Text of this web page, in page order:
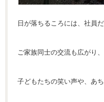
日が落ちるころには、社員だ
ご家族同士の交流も広がり、
子どもたちの笑い声や、あ